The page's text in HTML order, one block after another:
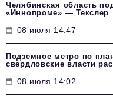
Челябинская область
«Иннопроме» — Текслер
08 июля 14:47
Подземное метро по
свердловские власти
08 июля 14:02